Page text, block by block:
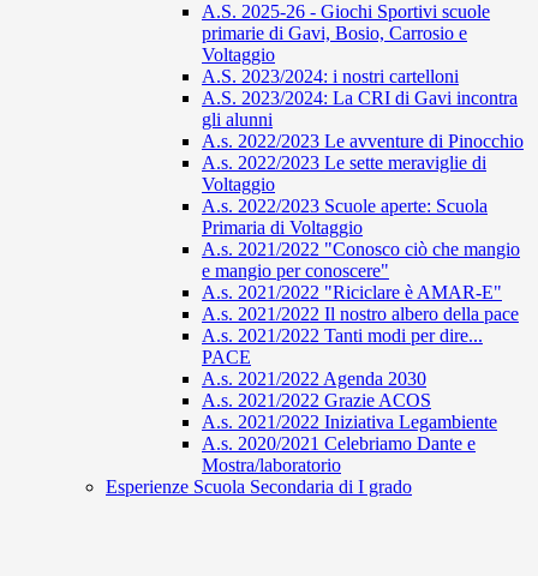
A.S. 2025-26 - Giochi Sportivi scuole
primarie di Gavi, Bosio, Carrosio e
Voltaggio
A.S. 2023/2024: i nostri cartelloni
A.S. 2023/2024: La CRI di Gavi incontra
gli alunni
A.s. 2022/2023 Le avventure di Pinocchio
A.s. 2022/2023 Le sette meraviglie di
Voltaggio
A.s. 2022/2023 Scuole aperte: Scuola
Primaria di Voltaggio
A.s. 2021/2022 "Conosco ciò che mangio
e mangio per conoscere"
A.s. 2021/2022 "Riciclare è AMAR-E"
A.s. 2021/2022 Il nostro albero della pace
A.s. 2021/2022 Tanti modi per dire...
PACE
A.s. 2021/2022 Agenda 2030
A.s. 2021/2022 Grazie ACOS
A.s. 2021/2022 Iniziativa Legambiente
A.s. 2020/2021 Celebriamo Dante e
Mostra/laboratorio
Esperienze Scuola Secondaria di I grado